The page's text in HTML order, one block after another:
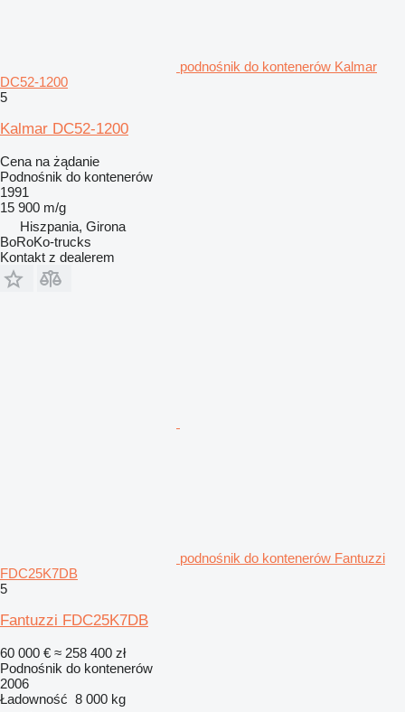
podnośnik do kontenerów Kalmar
DC52-1200
5
Kalmar DC52-1200
Cena na żądanie
Podnośnik do kontenerów
1991
15 900 m/g
Hiszpania, Girona
BoRoKo-trucks
Kontakt z dealerem
podnośnik do kontenerów Fantuzzi
FDC25K7DB
5
Fantuzzi FDC25K7DB
60 000 € ≈ 258 400 zł
Podnośnik do kontenerów
2006
Ładowność 8 000 kg